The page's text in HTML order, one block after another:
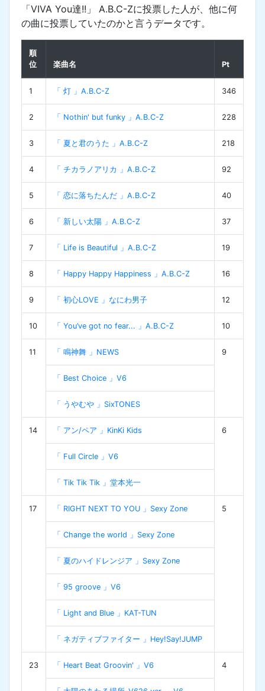
「VIVA You達!!」 A.B.C-Zに投票した人が、他に何
の曲に投票していたのかと言うデータです。
順
位
楽曲名 Pt
1 「 灯 」A.B.C-Z 346
2 「 Nothin' but funky 」A.B.C-Z 228
3 「 夏と君のうた 」A.B.C-Z 218
4 「 チカラノアリカ 」A.B.C-Z 92
5 「 恋に落ちたんだ 」A.B.C-Z 40
6 「 新しい太陽 」A.B.C-Z 37
7 「 Life is Beautiful 」A.B.C-Z 19
8 「 Happy Happy Happiness 」A.B.C-Z 16
9 「 初心LOVE 」なにわ男子 12
10 「 You’ve got no fear... 」A.B.C-Z 10
11 「 鳴神舞 」NEWS 9
「 Best Choice 」V6
「 うやむや 」SixTONES
14 「 アン/ペア 」KinKi Kids 6
「 Full Circle 」V6
「 Tik Tik Tik 」堂本光一
17 「 RIGHT NEXT TO YOU 」Sexy Zone 5
「 Change the world 」Sexy Zone
「 夏のハイドレンジア 」Sexy Zone
「 95 groove 」V6
「 Light and Blue 」KAT-TUN
「 ネガティブファイター 」Hey!Say!JUMP
23 「 Heart Beat Groovin' 」V6 4